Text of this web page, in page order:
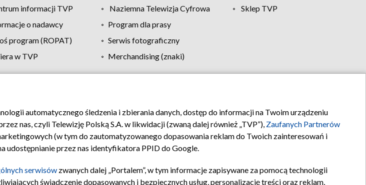
informacji TVP Naziemna Telewizja Cyfrowa
Sklep TVP
o nadawcy
Program dla prasy
program (ROPAT)
Serwis fotograficzny
w TVP
Merchandising (znaki)
Moje zgody Pomoc Biuro reklamy Kontakt
automatycznego śledzenia i zbierania danych, dostęp do informacji na Twoim urządzeniu
nas, czyli Telewizję Polską S.A. w likwidacji (zwaną dalej również „TVP”), Zaufanych Partnerów
(w tym do zautomatyzowanego dopasowania reklam do Twoich zainteresowań i
udostępnianie przez nas identyfikatora PPID do Google.
serwisów zwanych dalej „Portalem”, w tym informacje zapisywane za pomocą technologii
świadczenie dopasowanych i bezpiecznych usług, personalizację treści oraz reklam,